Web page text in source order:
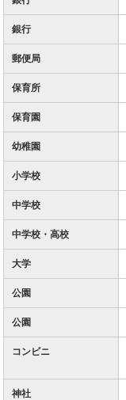
銀行
郵便局
保育所
保育園
幼稚園
小学校
中学校
中学校・高校
大学
公園
公園
コンビニ
神社